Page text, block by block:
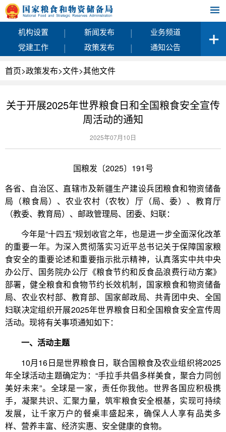
机构设置 | 新闻发布 |
业务频道
党建工作
| 政策发布 | 通知公告
首页>政策发布>文件>其他文件
关于开展2025年世界粮食日和全国粮食安全宣传
周活动的通知
2025年07月10日
国粮发〔2025〕191号
各省、自治区、直辖市及新疆生产建设兵团粮食和物资储备
局（粮食局）、农业农村（农牧）厅（局、委）、教育厅
（教委、教育局）、邮政管理局、团委、妇联：
今年是“十四五”规划收官之年，也是进一步全面深化改革
的重要一年。为深入贯彻落实习近平总书记关于保障国家粮
食安全的重要论述和重要指示批示精神，认真落实中共中央
办公厅、国务院办公厅《粮食节约和反食品浪费行动方案》
部署，健全粮食和食物节约长效机制，国家粮食和物资储备
局、农业农村部、教育部、国家邮政局、共青团中央、全国
妇联决定组织开展2025年世界粮食日和全国粮食安全宣传周
活动。现将有关事项通知如下：
一、活动主题
10月16日是世界粮食日，联合国粮食及农业组织将2025
年全球活动主题确定为：“手拉手共倡多样美食，聚合力同创
美好未来”。全球是一家，责任你我他。世界各国应积极携
手，凝聚共识、汇聚力量，筑牢粮食安全根基，实现可持续
发展，让千家万户的餐桌丰盛起来，确保人人享有品类多
样、营养丰富、经济实惠、安全健康的食物。